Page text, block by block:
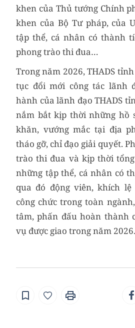
khen của Thủ tướng Chính
khen của Bộ Tư pháp, của
tập thể, cá nhân có thành
phong trào thi đua…
Trong năm 2026, THADS
tục đổi mới công tác lãnh
hành của lãnh đạo THADS
nắm bắt kịp thời những hồ
khăn, vướng mắc tại địa
tháo gỡ, chỉ đạo giải quyết.
trào thi đua và kịp thời
những tập thể, cá nhân có
qua đó động viên, khích
công chức trong toàn
tâm, phấn đấu hoàn thành
vụ được giao trong năm 2026.